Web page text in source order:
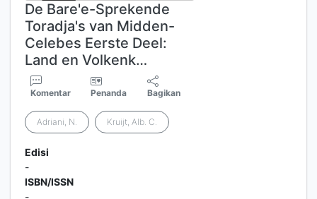
De Bare'e-Sprekende
Toradja's van Midden-
Celebes Eerste Deel:
Land en Volkenk…
Komentar Penanda Bagikan
Adriani, N. Kruijt, Alb. C.
Edisi
-
ISBN/ISSN
-